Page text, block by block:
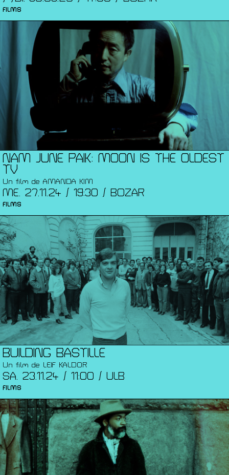
FILMS
NAM JUNE PAIK: MOON IS THE OLDEST
TV
Un film de AMANDA KIM
ME. 27.11.24 / 19:30 / BOZAR
FILMS
BUILDING BASTILLE
Un film de LEIF KALDOR
SA. 23.11.24 / 11:00 / ULB
FILMS